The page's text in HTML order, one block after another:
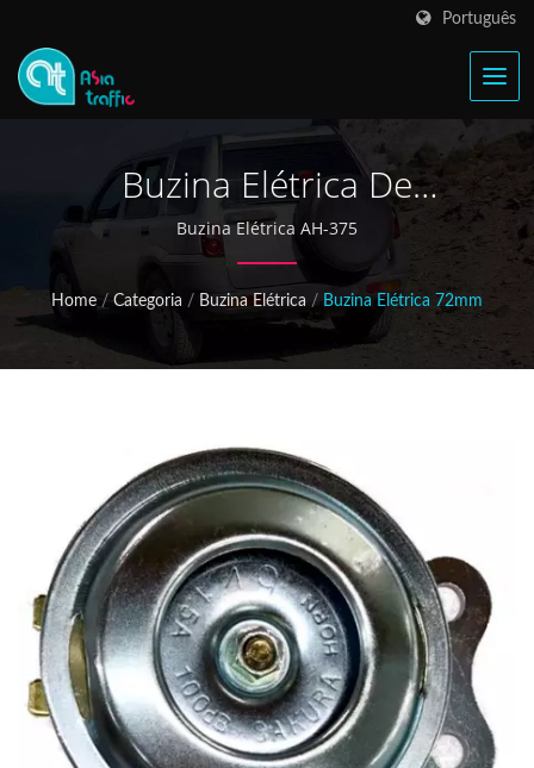
Português
Buzina Elétrica De
Motocicleta
Buzina Elétrica AH-375
Home / Categoria / Buzina Elétrica / Buzina Elétrica 72mm